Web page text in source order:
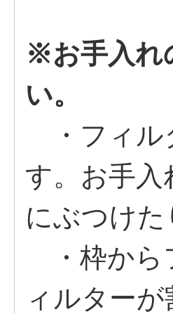
※お手入れ
い。
・フィル
す。お手
にぶつけ
・枠から
ィルター